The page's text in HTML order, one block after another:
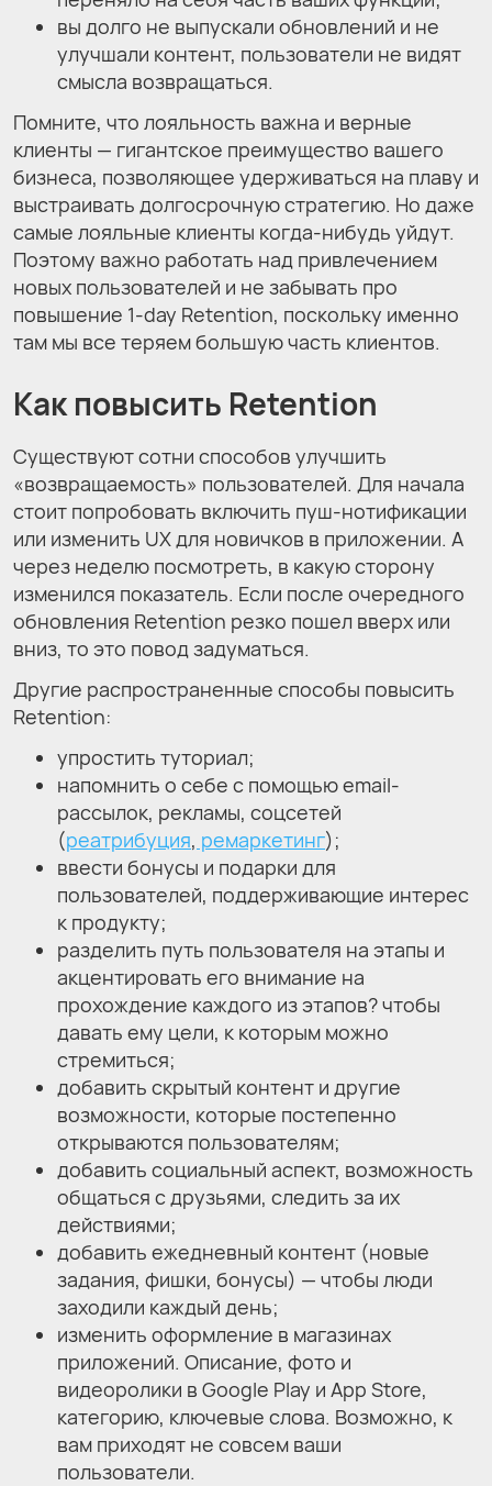
вы долго не выпускали обновлений и не
улучшали контент, пользователи не видят
смысла возвращаться.
Помните, что лояльность важна и верные
клиенты — гигантское преимущество вашего
бизнеса, позволяющее удерживаться на плаву и
выстраивать долгосрочную стратегию. Но даже
самые лояльные клиенты когда-нибудь уйдут.
Поэтому важно работать над привлечением
новых пользователей и не забывать про
повышение 1-day Retention, поскольку именно
там мы все теряем большую часть клиентов.
Как повысить Retention
Существуют сотни способов улучшить
«возвращаемость» пользователей. Для начала
стоит попробовать включить пуш-нотификации
или изменить UX для новичков в приложении. А
через неделю посмотреть, в какую сторону
изменился показатель. Если после очередного
обновления Retention резко пошел вверх или
вниз, то это повод задуматься.
Другие распространенные способы повысить
Retention:
упростить туториал;
напомнить о себе с помощью email-
рассылок, рекламы, соцсетей
(реатрибуция, ремаркетинг);
ввести бонусы и подарки для
пользователей, поддерживающие интерес
к продукту;
разделить путь пользователя на этапы и
акцентировать его внимание на
прохождение каждого из этапов? чтобы
давать ему цели, к которым можно
стремиться;
добавить скрытый контент и другие
возможности, которые постепенно
открываются пользователям;
добавить социальный аспект, возможность
общаться с друзьями, следить за их
действиями;
добавить ежедневный контент (новые
задания, фишки, бонусы) — чтобы люди
заходили каждый день;
изменить оформление в магазинах
приложений. Описание, фото и
видеоролики в Google Play и App Store,
категорию, ключевые слова. Возможно, к
вам приходят не совсем ваши
пользователи.